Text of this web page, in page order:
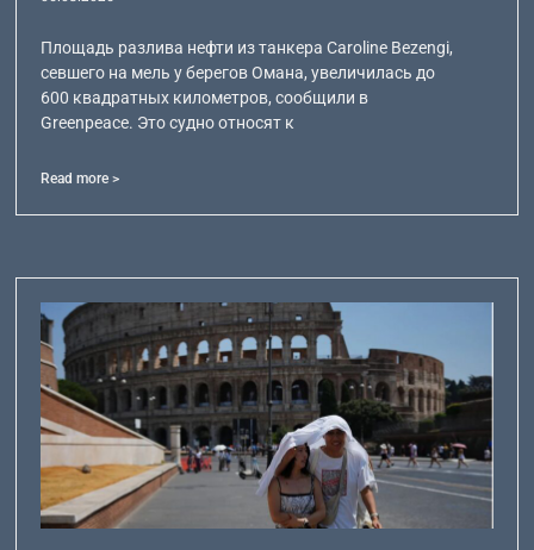
Площадь разлива нефти из танкера Caroline Bezengi,
севшего на мель у берегов Омана, увеличилась до
600 квадратных километров, сообщили в
Greenpeace. Это судно относят к
Read more >